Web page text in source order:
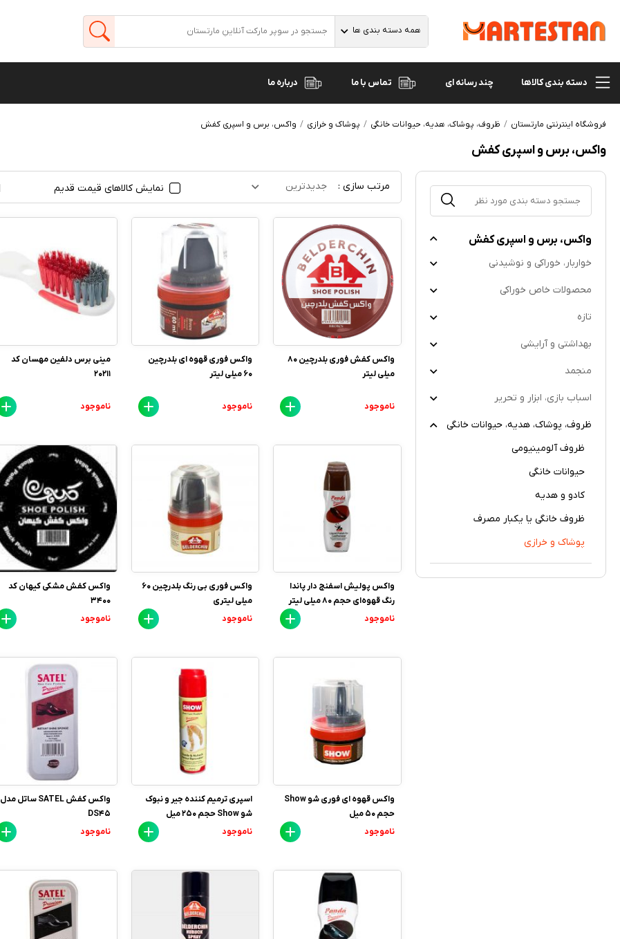
همه دسته بندی ها
دسته بندی کالاها چند رسانه ای تماس با ما درباره ما
فروشگاه اینترنتی مارتستان ظروف، پوشاک، هدیه، حیوانات خانگی پوشاک و خرازی واکس، برس و اسپری کفش
واکس، برس و اسپری کفش
واکس، برس و اسپری کفش
خواربار، خوراکی و نوشیدنی
محصولات خاص خوراکی
تازه
بهداشتی و آرایشی
منجمد
اسباب بازی، ابزار و تحریر
ظروف، پوشاک، هدیه، حیوانات خانگی
ظروف آلومینیومی
حیوانات خانگی
کادو و هدیه
ظروف خانگی یا یکبار مصرف
پوشاک و خرازی
مرتب سازی : جدیدترین نمایش کالاهای قیمت قدیم
واکس کفش فوری بلدرچین 80
میلی لیتر
ناموجود
واکس فوری قهوه ای بلدرچین
60 میلی لیتر
ناموجود
مینی برس دلفین مهسان کد
20211
ناموجود
واکس پولیش اسفنج دار پاندا
رنگ قهوه‌ای حجم 80 میلی لیتر
ناموجود
واکس فوری بی رنگ بلدرچین 60
میلی لیتری
ناموجود
واکس کفش مشکی کیهان کد
3400
ناموجود
واکس قهوه ای فوری شو Show
حجم 50 میل
ناموجود
اسپری ترمیم کننده جیر و نبوک
شو Show حجم 250 میل
ناموجود
واکس کفش SATEL ساتل مدل
DS45
ناموجود